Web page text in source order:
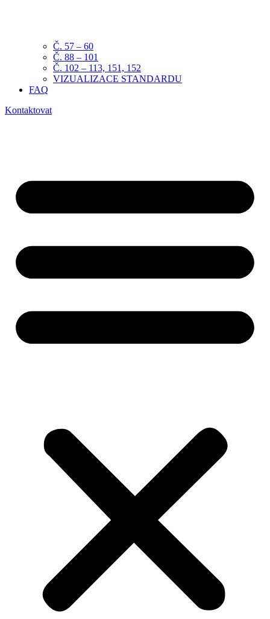
Č. 57 – 60
Č. 88 – 101
Č. 102 – 113, 151, 152
VIZUALIZACE STANDARDU
FAQ
Kontaktovat